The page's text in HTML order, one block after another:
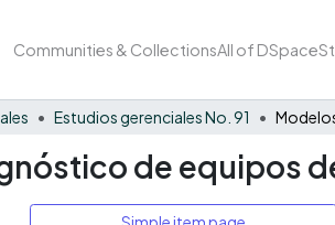
Communities & CollectionsAll of DSpace
Estudios gerenciales No. 91
de equipos